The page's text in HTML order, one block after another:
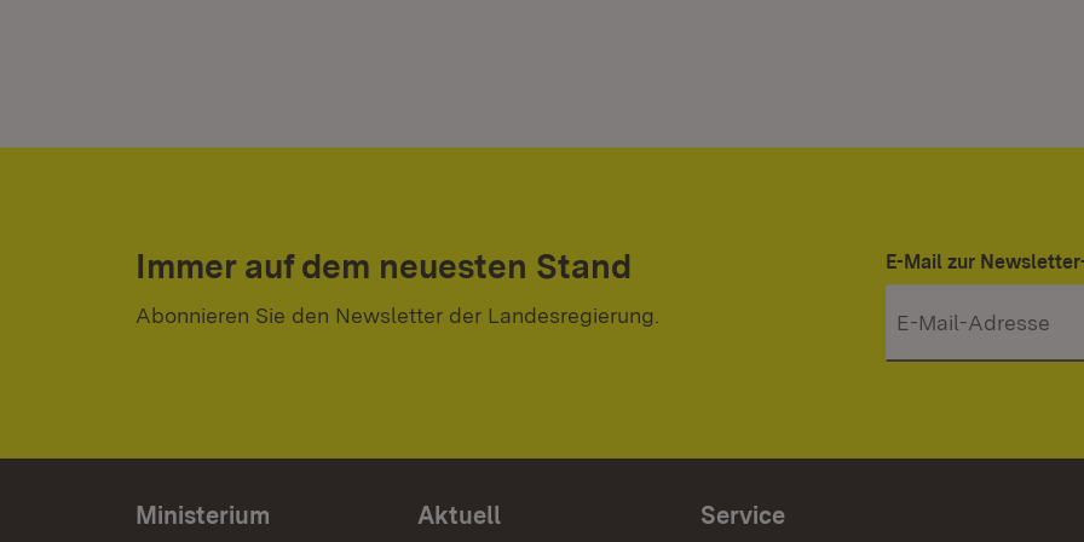
Immer auf dem neuesten Stand
Abonnieren Sie den Newsletter der Landesregierung.
E-Mail zur
Ministerium Aktuell Service